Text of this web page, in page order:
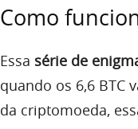
Como
Essa série de
quando os 6,6 BTC
da criptomoeda,